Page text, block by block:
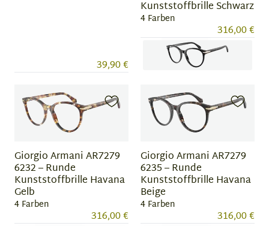
39,90 €
Kunststoffbrille Schwarz
4 Farben
316,00 €
of
Giorgio Armani AR7279
6232 – Runde
Kunststoffbrille Havana
Gelb
4 Farben
316,00 €
Giorgio Armani AR7279
6235 – Runde
Kunststoffbrille Havana
Beige
4 Farben
316,00 €